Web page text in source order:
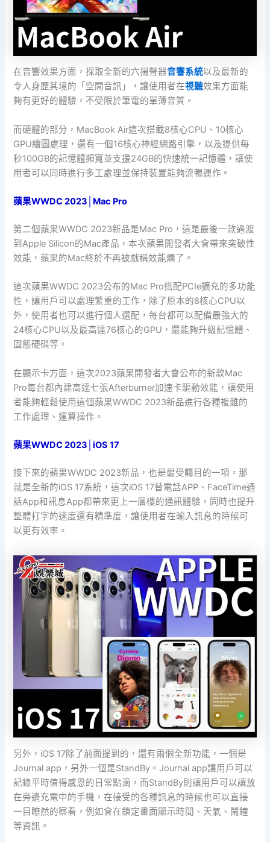
在音響效果方面，採取全新的六揚聲器音響系統以及最新的
令人身歷其境的「空間音訊」，讓使用者在視聽效果方面能
夠有更好的體驗，不受限於筆電的單薄音質。
而硬體的部分，MacBook Air這次搭載8核心CPU、10核心
GPU繪圖處理，還有一個16核心神經網路引擎，以及提供每
秒100GB的記憶體頻寬並支援24GB的快速統一記憶體，讓使
用者可以同時進行多工處理並保持裝置能夠流暢運作。
蘋果WWDC 2023│Mac Pro
第二個蘋果WWDC 2023新品是Mac Pro，這是最後一款過渡
到Apple Silicon的Mac產品，本次蘋果開發者大會帶來突破性
效能，蘋果的Mac終於不再被戲稱效能爛了。
這次蘋果WWDC 2023公布的Mac Pro搭配PCIe擴充的多功能
性，讓用戶可以處理繁重的工作，除了原本的8核心CPU以
外，使用者也可以進行個人選配，每台都可以配備最強大的
24核心CPU以及最高達76核心的GPU，還能夠升級記憶體、
固態硬碟等。
在顯示卡方面，這次2023蘋果開發者大會公布的新款Mac
Pro每台都內建高達七張Afterburner加速卡驅動效能，讓使用
者能夠輕鬆使用這個蘋果WWDC 2023新品進行各種複雜的
工作處理、運算操作。
蘋果WWDC 2023│iOS 17
接下來的蘋果WWDC 2023新品，也是最受矚目的一項，那
就是全新的iOS 17系統，這次iOS 17替電話APP、FaceTime通
話App和訊息App都帶來更上一層樓的通訊體驗，同時也提升
整體打字的速度還有精準度，讓使用者在輸入訊息的時候可
以更有效率。
另外，iOS 17除了前面提到的，還有兩個全新功能，一個是
Journal app，另外一個是StandBy。Journal app讓用戶可以
記錄平時值得感恩的日常點滴，而StandBy則讓用戶可以讓放
在旁邊充電中的手機，在接受的各種訊息的時候也可以直接
一目瞭然的察看，例如會在鎖定畫面顯示時間、天氣、鬧鐘
等資訊。